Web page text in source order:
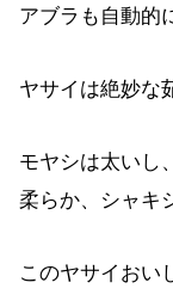
アブラも自動的
ヤサイは絶妙な
モヤシは太いし
柔らか、シャキ
このヤサイおい